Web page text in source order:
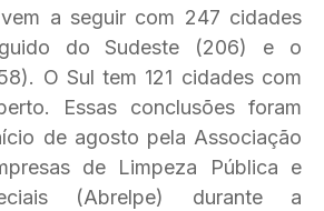
a seguir com 247 cidades
do Sudeste (206) e o
O Sul tem 121 cidades com
Essas conclusões foram
de agosto pela Associação
de Limpeza Pública e
(Abrelpe) durante a